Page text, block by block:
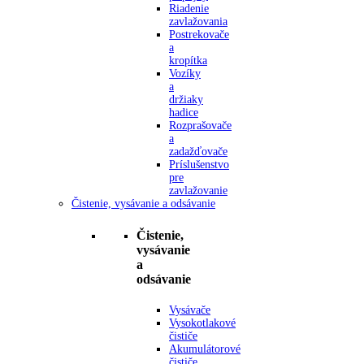
Riadenie
zavlažovania
Postrekovače
a
kropítka
Vozíky
a
držiaky
hadice
Rozprašovače
a
zadažďovače
Príslušenstvo
pre
zavlažovanie
Čistenie, vysávanie a odsávanie
Čistenie,
vysávanie
a
odsávanie
Vysávače
Vysokotlakové
čističe
Akumulátorové